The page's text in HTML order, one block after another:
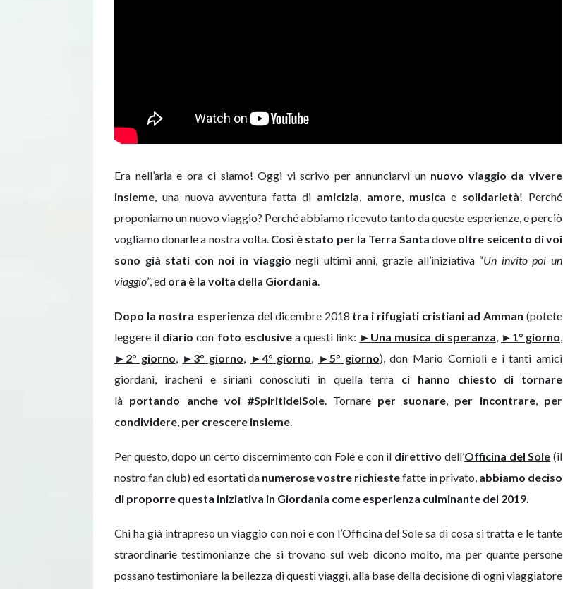
Era nell’aria e ora ci siamo! Oggi vi scrivo per annunciarvi un nuovo viaggio da vivere
insieme , una nuova avventura fatta di amicizia amore, musica e solidarietà! Perché
proponiamo un nuovo viaggio? Perché abbiamo ricevuto tanto da queste esperienze, e perciò
vogliamo donarle a nostra volta. Così è stato per la Terra Santa dove oltre seicento di voi
sono già stati con noi in viaggio negli ultimi anni, grazie all’iniziativa “Un invito poi un
viaggio”, ed ora è la volta della Giordania
Dopo la nostra esperienza del dicembre 2018 tra i rifugiati cristiani ad Amman (potete
leggere il diario con foto esclusivea questi link: ► Una musica di speranza ► 1° giorno
► 2° giorno ► 3° giorno ►4° giorno ► 5° giorno), don Mario Cornioli e i tanti amici
giordani, iracheni e siriani conosciuti in quella terra ci hanno chiesto di tornare
là portando anche voi #SpiritidelSole. Tornare per suonare, per incontrare, per
condividere per crescere insieme
Per questo, dopo un certo discernimento con Fole e con il direttivo dell’Officina del Sole (il
nostro fan club) ed esortati da numerose vostre richiestefatte in privato, abbiamo deciso
di proporre questa iniziativa in Giordania come esperienza culminante del 2019.
Chi ha già intrapreso un viaggio con noi e con l’Officina del Sole sa di cosa si tratta e le tante
straordinarie testimonianze che si trovano sul web dicono molto, ma per quante persone
possano testimoniare la bellezza di questi viaggi, alla base della decisione di ogni viaggiatore